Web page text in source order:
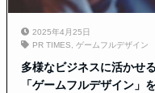
2025年4月25日
PR TIMES
ゲームフルデザイン
多様なビジネスに活かせ
「ゲームフルデザイン」